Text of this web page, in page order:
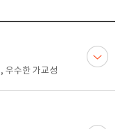
우수한 가교성